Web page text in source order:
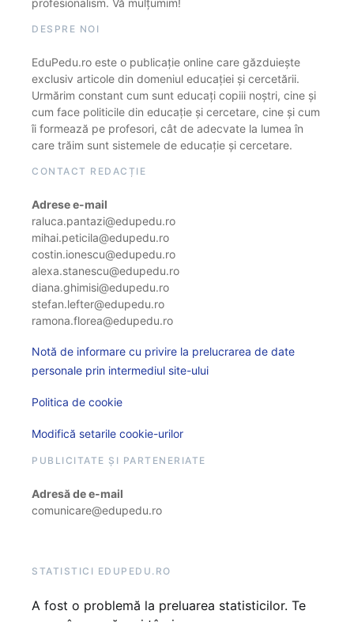
DESPRE NOI
EduPedu.ro este o publicație online care găzduiește
exclusiv articole din domeniul educației și cercetării.
Urmărim constant cum sunt educați copiii noștri, cine și
cum face politicile din educație și cercetare, cine și cum
îi formează pe profesori, cât de adecvate la lumea în
care trăim sunt sistemele de educație și cercetare.
CONTACT REDACȚIE
Adrese e-mail
raluca.pantazi@edupedu.ro
mihai.peticila@edupedu.ro
costin.ionescu@edupedu.ro
alexa.stanescu@edupedu.ro
diana.ghimisi@edupedu.ro
stefan.lefter@edupedu.ro
ramona.florea@edupedu.ro
Notă de informare cu privire la prelucrarea de date
personale prin intermediul site-ului
Politica de cookie
Modifică setarile cookie-urilor
PUBLICITATE ȘI PARTENERIATE
Adresă de e-mail
comunicare@edupedu.ro
STATISTICI EDUPEDU.RO
A fost o problemă la preluarea statisticilor. Te